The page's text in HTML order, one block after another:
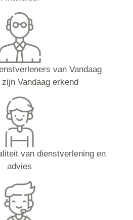
van Vandaag
Vandaag erkend
van dienstverlening en
advies